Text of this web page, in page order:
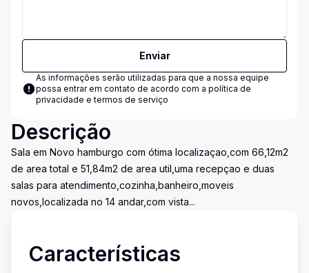
Enviar
As informações serão utilizadas para que a nossa equipe
possa entrar em contato de acordo com a política de
privacidade e termos de serviço
Descrição
Sala em Novo hamburgo com ótima localizaçao,com 66,12m2
de area total e 51,84m2 de area util,uma recepçao e duas
salas para atendimento,cozinha,banheiro,moveis
novos,localizada no 14 andar,com vista...
Características